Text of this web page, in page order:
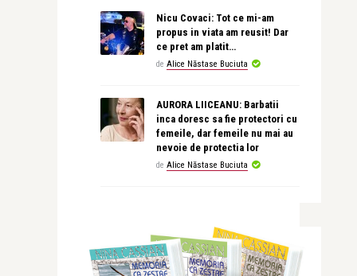
Nicu Covaci: Tot ce mi-am
propus in viata am reusit! Dar
ce pret am platit…
de Alice Năstase Buciuta
AURORA LIICEANU: Barbatii
inca doresc sa fie protectori cu
femeile, dar femeile nu mai au
nevoie de protectia lor
de Alice Năstase Buciuta